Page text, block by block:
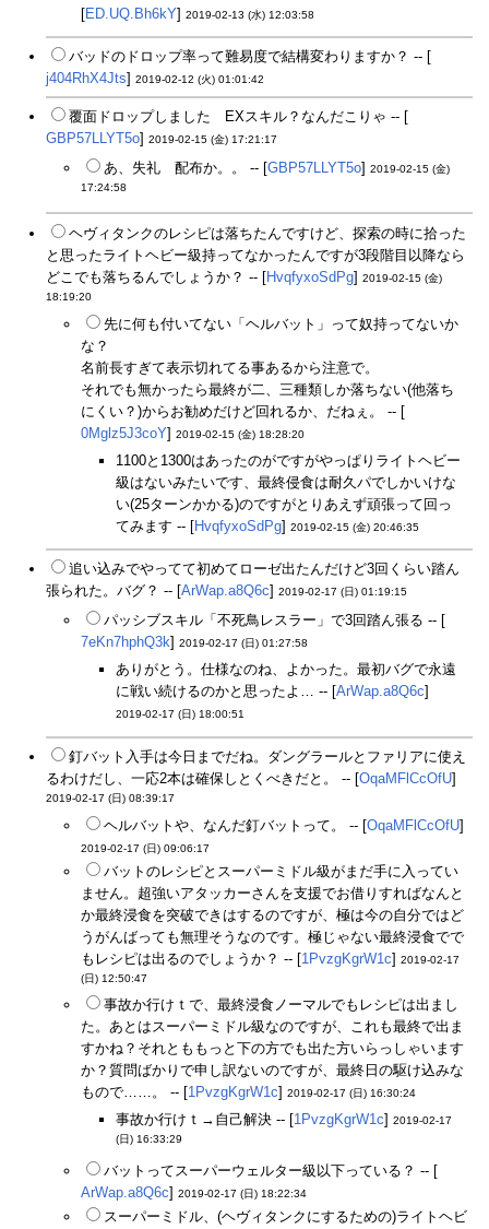
[ED.UQ.Bh6kY] 2019-02-13 (水) 12:03:58
バッドのドロップ率って難易度で結構変わりますか？ -- [
j404RhX4Jts] 2019-02-12 (火) 01:01:42
覆面ドロップしました EXスキル？なんだこりゃ -- [
GBP57LLYT5o] 2019-02-15 (金) 17:21:17
あ、失礼 配布か。。 -- [GBP57LLYT5o] 2019-02-15 (金)
17:24:58
ヘヴィタンクのレシピは落ちたんですけど、探索の時に拾った
と思ったライトヘビー級持ってなかったんですが3段階目以降なら
どこでも落ちるんでしょうか？ -- [HvqfyxoSdPg] 2019-02-15 (金)
18:19:20
先に何も付いてない「ヘルバット」って奴持ってないか
な？
名前長すぎて表示切れてる事あるから注意で。
それでも無かったら最終が二、三種類しか落ちない(他落ち
にくい？)からお勧めだけど回れるか、だねぇ。 -- [
0Mglz5J3coY] 2019-02-15 (金) 18:28:20
1100と1300はあったのがですがやっぱりライトヘビー
級はないみたいです、最終侵食は耐久パでしかいけな
い(25ターンかかる)のですがとりあえず頑張って回っ
てみます -- [HvqfyxoSdPg] 2019-02-15 (金) 20:46:35
追い込みでやってて初めてローゼ出たんだけど3回くらい踏ん
張られた。バグ？ -- [ArWap.a8Q6c] 2019-02-17 (日) 01:19:15
パッシブスキル「不死鳥レスラー」で3回踏ん張る -- [
7eKn7hphQ3k] 2019-02-17 (日) 01:27:58
ありがとう。仕様なのね、よかった。最初バグで永遠
に戦い続けるのかと思ったよ… -- [ArWap.a8Q6c]
2019-02-17 (日) 18:00:51
釘バット入手は今日までだね。ダングラールとファリアに使え
るわけだし、一応2本は確保しとくべきだと。 -- [OqaMFlCcOfU]
2019-02-17 (日) 08:39:17
ヘルバットや、なんだ釘バットって。 -- [OqaMFlCcOfU]
2019-02-17 (日) 09:06:17
バットのレシピとスーパーミドル級がまだ手に入ってい
ません。超強いアタッカーさんを支援でお借りすればなんと
か最終浸食を突破できはするのですが、極は今の自分ではど
うがんばっても無理そうなのです。極じゃない最終浸食でで
もレシピは出るのでしょうか？ -- [1PvzgKgrW1c] 2019-02-17
(日) 12:50:47
事故か行けｔで、最終浸食ノーマルでもレシピは出まし
た。あとはスーパーミドル級なのですが、これも最終で出ま
すかね？それとももっと下の方でも出た方いらっしゃいます
か？質問ばかりで申し訳ないのですが、最終日の駆け込みな
もので……。 -- [1PvzgKgrW1c] 2019-02-17 (日) 16:30:24
事故か行けｔ→自己解決 -- [1PvzgKgrW1c] 2019-02-17
(日) 16:33:29
バットってスーパーウェルター級以下っている？ -- [
ArWap.a8Q6c] 2019-02-17 (日) 18:22:34
スーパーミドル、(ヘヴィタンクにするための)ライトヘビ